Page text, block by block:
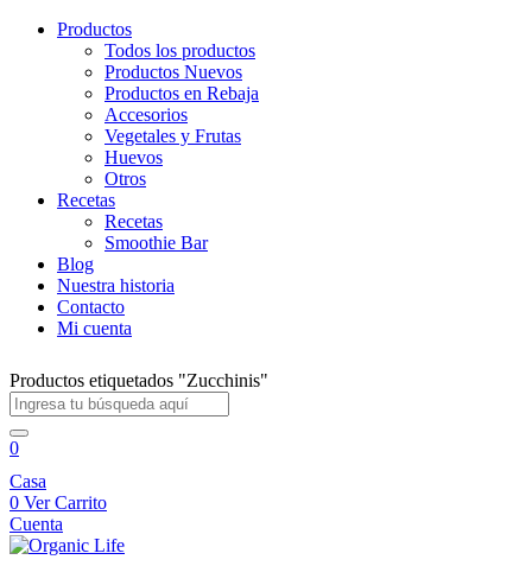
Productos
Todos los productos
Productos Nuevos
Productos en Rebaja
Accesorios
Vegetales y Frutas
Huevos
Otros
Recetas
Recetas
Smoothie Bar
Blog
Nuestra historia
Contacto
Mi cuenta
Productos etiquetados "Zucchinis"
0
Casa
0 Ver Carrito
Cuenta